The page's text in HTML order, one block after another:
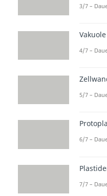
3/7 –
Vakuole
4/7 –
5/7 –
6/7 –
7/7 –